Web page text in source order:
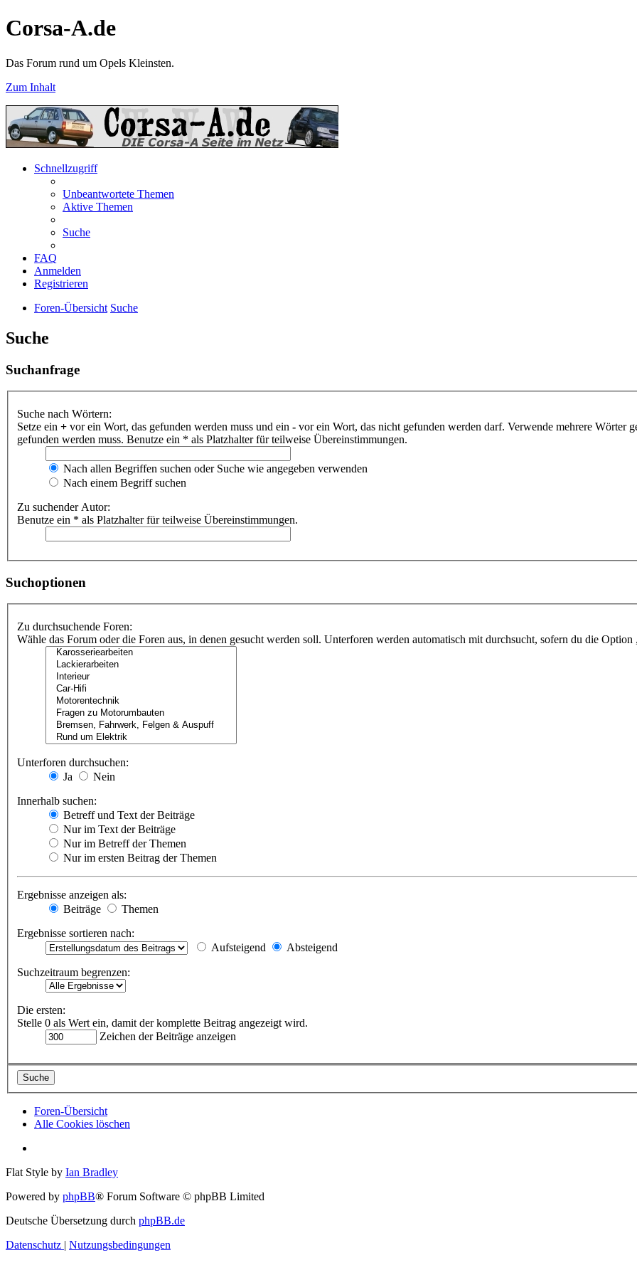
Corsa-A.de
Das Forum rund um Opels Kleinsten.
Zum Inhalt
Schnellzugriff
Unbeantwortete Themen
Aktive Themen
Suche
FAQ
Anmelden
Registrieren
Foren-Übersicht Suche
Suche
Suchanfrage
Suche nach Wörtern:
Setze ein + vor ein Wort, das gefunden werden muss und ein - vor ein Wort, das nicht gefunden werden darf. Verwende mehrere Wörter
gefunden werden muss. Benutze ein * als Platzhalter für teilweise Übereinstimmungen.
Nach allen Begriffen suchen oder Suche wie angegeben verwenden
Nach einem Begriff suchen
Zu suchender Autor:
Benutze ein * als Platzhalter für teilweise Übereinstimmungen.
Suchoptionen
Zu durchsuchende Foren:
Wähle das Forum oder die Foren aus, in denen gesucht werden soll. Unterforen werden automatisch mit durchsucht, sofern du die
Unterforen durchsuchen:
Ja
Nein
Innerhalb suchen:
Betreff und Text der Beiträge
Nur im Text der Beiträge
Nur im Betreff der Themen
Nur im ersten Beitrag der Themen
Ergebnisse anzeigen als:
Beiträge
Themen
Ergebnisse sortieren nach:
Aufsteigend
Absteigend
Suchzeitraum begrenzen:
Die ersten:
Stelle 0 als Wert ein, damit der komplette Beitrag angezeigt wird.
Zeichen der Beiträge anzeigen
Foren-Übersicht
Alle Cookies löschen
Flat Style by Ian Bradley
Powered by phpBB® Forum Software © phpBB Limited
Deutsche Übersetzung durch phpBB.de
Datenschutz | Nutzungsbedingungen